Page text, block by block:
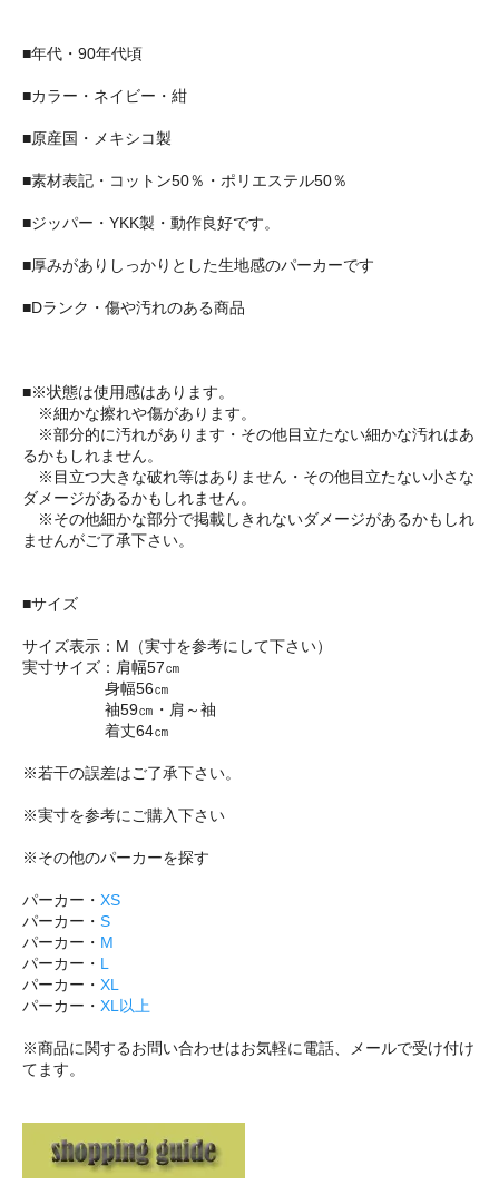
■年代・90年代頃
■カラー・ネイビー・紺
■原産国・メキシコ製
■素材表記・コットン50％・ポリエステル50％
■ジッパー・YKK製・動作良好です。
■厚みがありしっかりとした生地感のパーカーです
■Dランク・傷や汚れのある商品
■※状態は使用感はあります。
※細かな擦れや傷があります。
※部分的に汚れがあります・その他目立たない細かな汚れはあ
るかもしれません。
※目立つ大きな破れ等はありません・その他目立たない小さな
ダメージがあるかもしれません。
※その他細かな部分で掲載しきれないダメージがあるかもしれ
ませんがご了承下さい。
■サイズ
サイズ表示：M（実寸を参考にして下さい）
実寸サイズ：肩幅57㎝
身幅56㎝
袖59㎝・肩～袖
着丈64㎝
※若干の誤差はご了承下さい。
※実寸を参考にご購入下さい
※その他のパーカーを探す
パーカー・ XS
パーカー・ S
パーカー・ M
パーカー・ L
パーカー・ XL
パーカー・ XL以上
※商品に関するお問い合わせはお気軽に電話、メールで受け付け
てます。